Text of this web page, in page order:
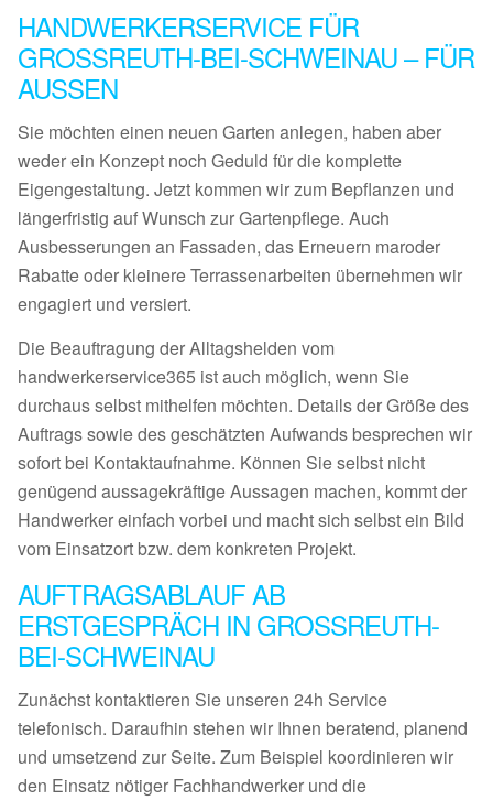
HANDWERKERSERVICE FÜR
GROSSREUTH-BEI-SCHWEINAU – FÜR
AUSSEN
Sie möchten einen neuen Garten anlegen, haben aber
weder ein Konzept noch Geduld für die komplette
Eigengestaltung. Jetzt kommen wir zum Bepflanzen und
längerfristig auf Wunsch zur Gartenpflege. Auch
Ausbesserungen an Fassaden, das Erneuern maroder
Rabatte oder kleinere Terrassenarbeiten übernehmen wir
engagiert und versiert.
Die Beauftragung der Alltagshelden vom
handwerkerservice365 ist auch möglich, wenn Sie
durchaus selbst mithelfen möchten. Details der Größe des
Auftrags sowie des geschätzten Aufwands besprechen wir
sofort bei Kontaktaufnahme. Können Sie selbst nicht
genügend aussagekräftige Aussagen machen, kommt der
Handwerker einfach vorbei und macht sich selbst ein Bild
vom Einsatzort bzw. dem konkreten Projekt.
AUFTRAGSABLAUF AB
ERSTGESPRÄCH IN GROSSREUTH-
BEI-SCHWEINAU
Zunächst kontaktieren Sie unseren 24h Service
telefonisch. Daraufhin stehen wir Ihnen beratend, planend
und umsetzend zur Seite. Zum Beispiel koordinieren wir
den Einsatz nötiger Fachhandwerker und die